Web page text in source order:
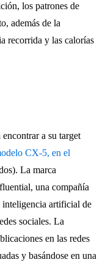
los patrones de
además de la
recorrida y las calorías
encontrar a su target
CX-5, en el
La marca
una compañía
inteligencia artificial de
sociales. La
en las redes
y basándose en una